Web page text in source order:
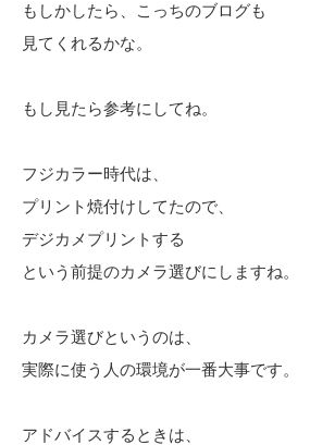
もしかしたら、こっちのブログも
見てくれるかな。
もし見たら参考にしてね。
フジカラー時代は、
プリント焼付けしてたので、
デジカメプリントする
という前提のカメラ選びにしますね。
カメラ選びというのは、
実際に使う人の環境が一番大事です。
アドバイスするときは、